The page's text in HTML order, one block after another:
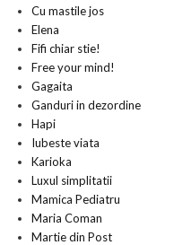
Cu mastile jos
Elena
Fifi chiar stie!
Free your mind!
Gagaita
Ganduri in dezordine
Hapi
Iubeste viata
Karioka
Luxul simplitatii
Mamica Pediatru
Maria Coman
Martie din Post